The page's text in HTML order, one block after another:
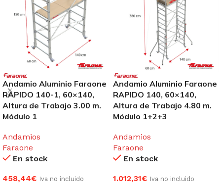
Andamio Aluminio Faraone
RAPIDO 140-1, 60×140,
Altura de Trabajo 3.00 m.
Módulo 1
Andamios
Faraone
En stock
458,44€ Iva no incluido
Andamio Aluminio Faraone
RAPIDO 140, 60×140,
Altura de Trabajo 4.80 m.
Módulo 1+2+3
Andamios
Faraone
En stock
1.012,31€ Iva no incluido